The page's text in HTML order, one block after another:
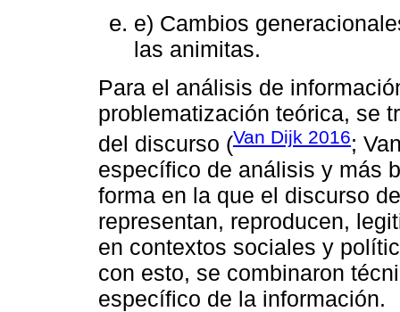
e) Cambios
las animitas.
Para el análisis de
problematización teórica, se
del discurso (Van Dijk 2016;
específico de análisis y más
forma en la que el discurso
representan, reproducen,
en contextos sociales y
con esto, se combinaron
específico de la información.